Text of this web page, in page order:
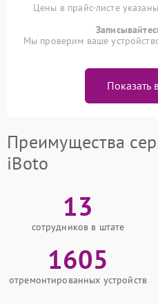
Цены в прайс-листе
Мы проверим ваше
Показать
Преимущества
iBoto
13
сотрудников в штате
1605
отремонтированных устройств